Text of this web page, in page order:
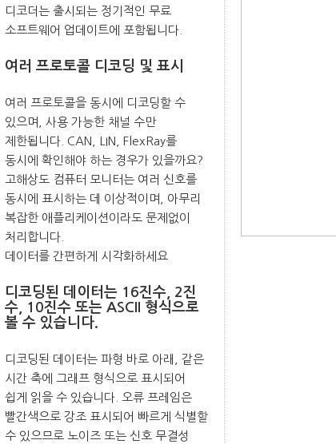
디코더는 출시되는 정기적인 무료
소프트웨어 업데이트에 포함됩니다.
여러 프로토콜 디코딩 및 표시
여러 프로토콜을 동시에 디코딩할 수
있으며, 사용 가능한 채널 수만
제한됩니다. CAN, LIN, FlexRay를
동시에 확인해야 하는 경우가 있을까요?
고해상도 컴퓨터 모니터는 여러 신호를
동시에 표시하는 데 이상적이며, 아무리
복잡한 애플리케이션이라도 문제없이
처리합니다.
데이터를 간편하게 시각화하세요
디코딩된 데이터는 16진수, 2진
수, 10진수 또는 ASCII 형식으로
볼 수 있습니다.
디코딩된 데이터는 파형 바로 아래, 같은
시간 축에 그래프 형식으로 표시되어
쉽게 읽을 수 있습니다. 오류 프레임은
빨간색으로 강조 표시되어 빠르게 식별할
수 있으므로 노이즈 또는 신호 무결성